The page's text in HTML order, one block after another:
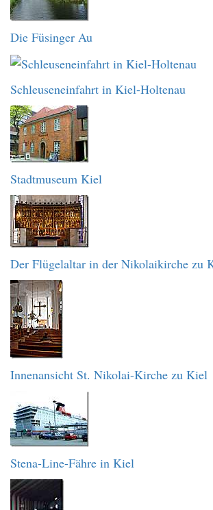
Die Füsinger Au
Schleuseneinfahrt in Kiel-Holtenau
Stadtmuseum Kiel
Der Flügelaltar in der Nikolaikirche zu
Innenansicht St. Nikolai-Kirche zu Kiel
Stena-Line-Fähre in Kiel